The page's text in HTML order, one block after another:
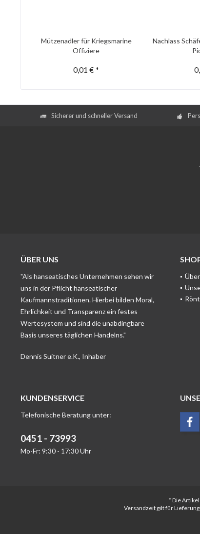
Mützenadler für Kriegsmarine
Offiziere
0,01 € *
Nachlass
Sicherer und schneller Versand
ÜBER UNS
"Als hanseatisches Unternehmen sehen wir
uns in der Pflicht hanseatischer
Kaufmannstraditionen. Hierbei bilden Moral,
Ehrlichkeit und Transparenz ein festes
Wertesystem und sind die unabdingbare
Basis unseres täglichen Handelns."
Dennis Suitner e.K., Inhaber
KUNDENSERVICE
Telefonische Beratung unter:
0451 - 73993
Mo-Fr: 9:30 - 17:30 Uhr
* Die
Versandzeit gilt für